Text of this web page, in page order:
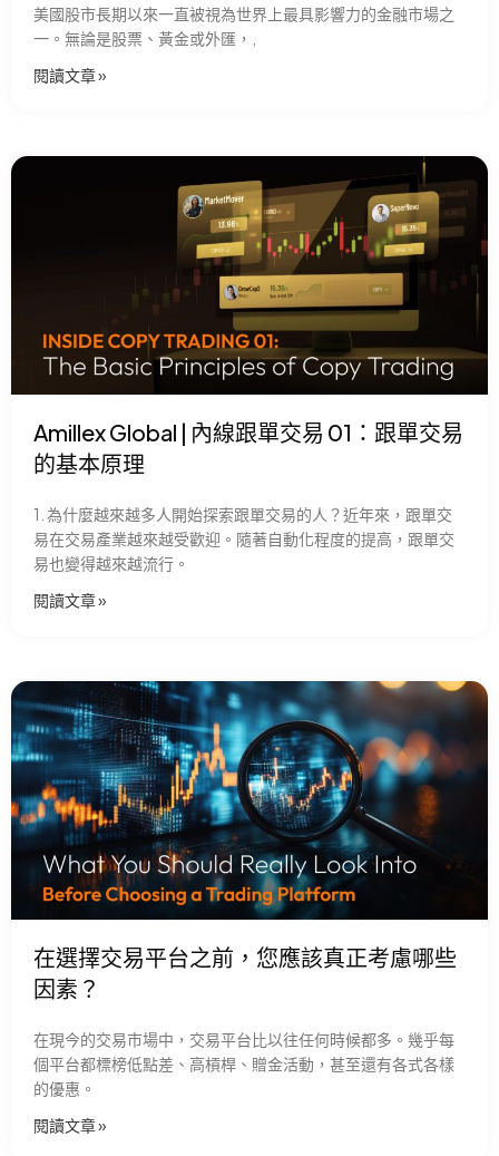
美國股市長期以來一直被視為世界上最具影響力的金融市場之
一。無論是股票、黃金或外匯，,
閱讀文章 »
Amillex Global | 內線跟單交易 01：跟單交易
的基本原理
1. 為什麼越來越多人開始探索跟單交易的人？近年來，跟單交
易在交易產業越來越受歡迎。隨著自動化程度的提高，跟單交
易也變得越來越流行。
閱讀文章 »
在選擇交易平台之前，您應該真正考慮哪些
因素？
在現今的交易市場中，交易平台比以往任何時候都多。幾乎每
個平台都標榜低點差、高槓桿、贈金活動，甚至還有各式各樣
的優惠。
閱讀文章 »